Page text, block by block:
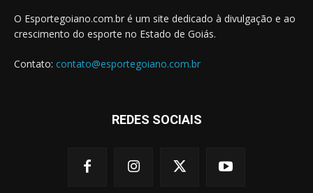
O Esportegoiano.com.br é um site dedicado à divulgação e ao
crescimento do esporte no Estado de Goiás.
Contato: contato@esportegoiano.com.br
REDES SOCIAIS